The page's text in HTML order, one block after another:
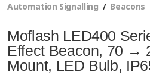
Automation Signalling
Beacons
Moflash LED400
Effect Beacon, 70 →
Mount, LED Bulb,